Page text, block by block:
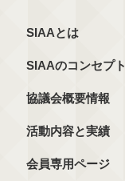
SIAAとは
SIAAのコンセプト
協議会概要情報
活動内容と実績
会員専用ページ